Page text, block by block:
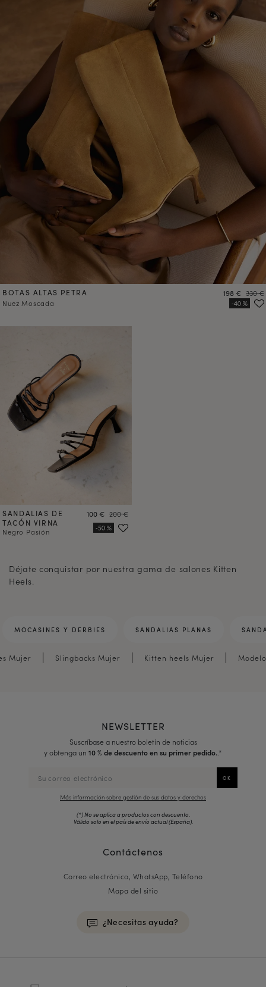
BOTAS ALTAS PETRA
Nuez Moscada
Precio
198 € Precio
330 €
SANDALIAS DE
TACÓN VIRNA
Negro Pasión
Precio
100 € Precio
200 €
Déjate conquistar por nuestra gama de salones Kitten
Heels.
MOCASINES Y DERBIES SANDALIAS PLANAS
Mujer Slingbacks Mujer Kitten heels Mujer
NEWSLETTER
Suscríbase a nuestro boletín de noticias
y obtenga un 10 % de descuento en su primer pedido. .*
Más información sobre gestión de sus datos y derechos
(*) No se aplica a productos con descuento.
Válido solo en el país de envío actual (España).
Contáctenos
Correo electrónico, WhatsApp, Teléfono
Mapa del sitio
¿Necesitas ayuda?